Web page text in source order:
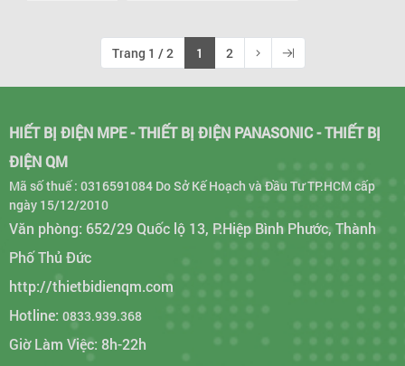
Trang 1 / 2 1 2
HIẾT BỊ ĐIỆN MPE - THIẾT BỊ ĐIỆN PANASONIC - THIẾT BỊ
ĐIỆN QM
Mã số thuế : 0316591084 Do Sở Kế Hoạch và Đầu Tư TP.HCM cấp
ngày 15/12/2010
Văn phòng: 652/29 Quốc lộ 13, P.Hiệp Bình Phước, Thành
Phố Thủ Đức
http://thietbidienqm.com
Hotline: 0833.939.368
Giờ Làm Việc: 8h-22h